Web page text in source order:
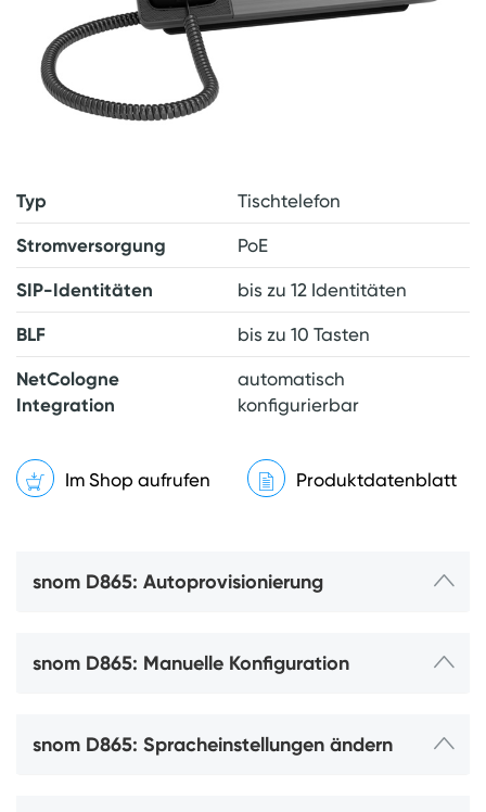
Typ Tischtelefon
Stromversorgung PoE
SIP-Identitäten bis zu 12 Identitäten
BLF bis zu 10 Tasten
NetCologne
Integration
automatisch
konfigurierbar
Im Shop aufrufen Produktdatenblatt
snom D865: Autoprovisionierung
snom D865: Manuelle Konfiguration
snom D865: Spracheinstellungen ändern